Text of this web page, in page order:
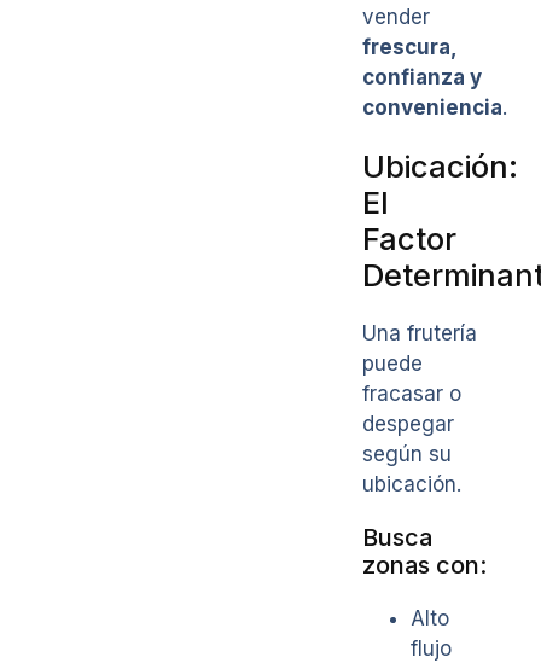
vender
frescura,
confianza y
conveniencia.
Ubicación:
El
Factor
Una frutería
puede
fracasar o
despegar
según su
ubicación.
Busca
zonas con:
Alto
flujo